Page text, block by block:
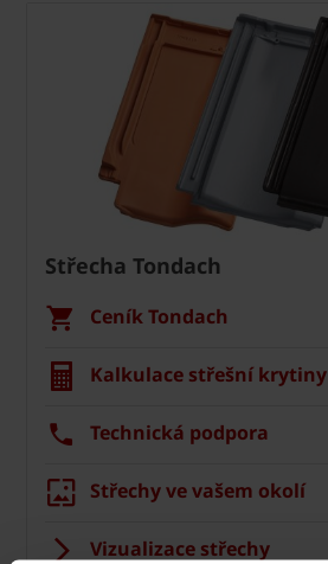
Střecha Tondach
Ceník Tondach
Kalkulace střešní krytiny
Technická podpora
Střechy ve vašem okolí
Vizualizace střechy